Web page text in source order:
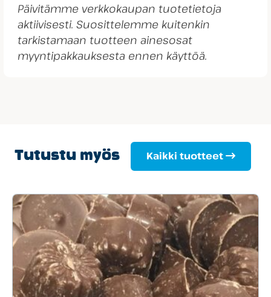
Päivitämme verkkokaupan tuotetietoja
aktiivisesti. Suosittelemme kuitenkin
tarkistamaan tuotteen ainesosat
myyntipakkauksesta ennen käyttöä.
Tutustu myös Kaikki tuotteet